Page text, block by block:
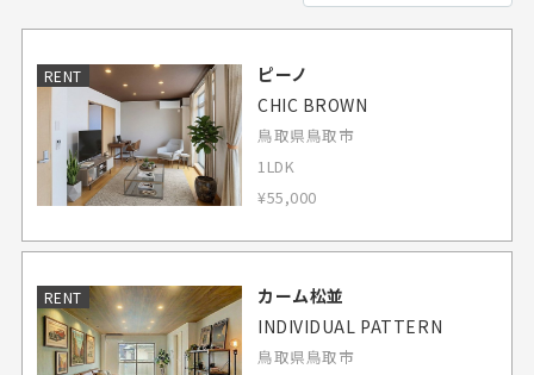
RENT
ピーノ
CHIC BROWN
鳥取県鳥取市
1LDK
¥55,000
RENT
カーム松並
INDIVIDUAL PATTERN
鳥取県鳥取市